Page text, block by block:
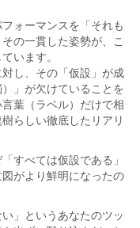
ォーマンスを「それも
の一貫した姿勢が、こ
います。
し、その「仮設」が成
」が欠けていることを
葉（ラベル）だけで相
らしい徹底したリアリ
すべては仮設である」
がより鮮明になったの
」というあなたのツッ